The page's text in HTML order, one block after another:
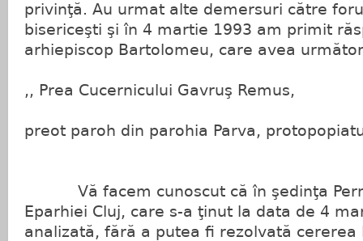
privinţă. Au urmat alte demersuri către
bisericeşti şi în 4 martie 1993 am primit
arhiepiscop Bartolomeu, care avea
,, Prea Cucernicului Gavruş Remus,
preot paroh din parohia Parva,
Vă facem cunoscut că în şedinţa
Eparhiei Cluj, care s-a ţinut la data de 4
analizată, fără a putea fi rezolvată cererea